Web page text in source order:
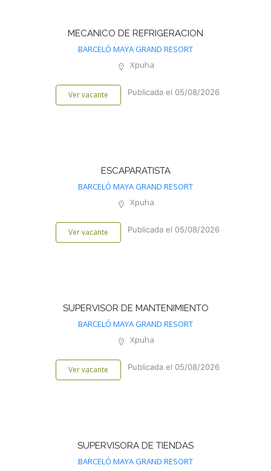
MECANICO DE REFRIGERACION
BARCELÓ MAYA GRAND RESORT
Xpuha
Ver vacante Publicada el 05/08/2026
ESCAPARATISTA
BARCELÓ MAYA GRAND RESORT
Xpuha
Ver vacante Publicada el 05/08/2026
SUPERVISOR DE MANTENIMIENTO
BARCELÓ MAYA GRAND RESORT
Xpuha
Ver vacante Publicada el 05/08/2026
SUPERVISORA DE TIENDAS
BARCELÓ MAYA GRAND RESORT